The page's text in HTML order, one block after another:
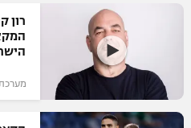
רץ ברשת
תוצאות
בית"ר ירושלים
מכבי תל אביב
הפועל תל אביב
ליגה צרפתית
ליגה הולנדית
הפועל חולון
הפועל ירושלים
דני אבדיה
כדורעף
שחייה
ג'ודו
רון
מערכת